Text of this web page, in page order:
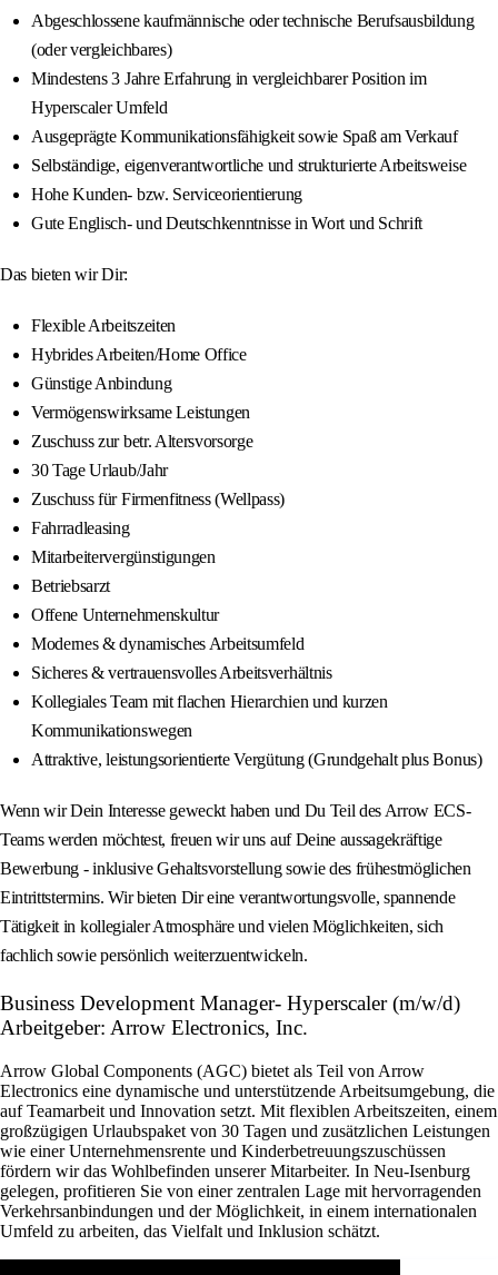
Abgeschlossene kaufmännische oder technische Berufsausbildung
(oder vergleichbares)
Mindestens 3 Jahre Erfahrung in vergleichbarer Position im
Hyperscaler Umfeld
Ausgeprägte Kommunikationsfähigkeit sowie Spaß am Verkauf
Selbständige, eigenverantwortliche und strukturierte Arbeitsweise
Hohe Kunden- bzw. Serviceorientierung
Gute Englisch- und Deutschkenntnisse in Wort und Schrift
Das bieten wir Dir:
Flexible Arbeitszeiten
Hybrides Arbeiten/Home Office
Günstige Anbindung
Vermögenswirksame Leistungen
Zuschuss zur betr. Altersvorsorge
30 Tage Urlaub/Jahr
Zuschuss für Firmenfitness (Wellpass)
Fahrradleasing
Mitarbeitervergünstigungen
Betriebsarzt
Offene Unternehmenskultur
Modernes & dynamisches Arbeitsumfeld
Sicheres & vertrauensvolles Arbeitsverhältnis
Kollegiales Team mit flachen Hierarchien und kurzen
Kommunikationswegen
Attraktive, leistungsorientierte Vergütung (Grundgehalt plus Bonus)
Wenn wir Dein Interesse geweckt haben und Du Teil des Arrow ECS-
Teams werden möchtest, freuen wir uns auf Deine aussagekräftige
Bewerbung - inklusive Gehaltsvorstellung sowie des frühestmöglichen
Eintrittstermins. Wir bieten Dir eine verantwortungsvolle, spannende
Tätigkeit in kollegialer Atmosphäre und vielen Möglichkeiten, sich
fachlich sowie persönlich weiterzuentwickeln.
Business Development Manager- Hyperscaler (m/w/d)
Arbeitgeber: Arrow Electronics, Inc.
Arrow Global Components (AGC) bietet als Teil von Arrow
Electronics eine dynamische und unterstützende Arbeitsumgebung, die
auf Teamarbeit und Innovation setzt. Mit flexiblen Arbeitszeiten, einem
großzügigen Urlaubspaket von 30 Tagen und zusätzlichen Leistungen
wie einer Unternehmensrente und Kinderbetreuungszuschüssen
fördern wir das Wohlbefinden unserer Mitarbeiter. In Neu-Isenburg
gelegen, profitieren Sie von einer zentralen Lage mit hervorragenden
Verkehrsanbindungen und der Möglichkeit, in einem internationalen
Umfeld zu arbeiten, das Vielfalt und Inklusion schätzt.